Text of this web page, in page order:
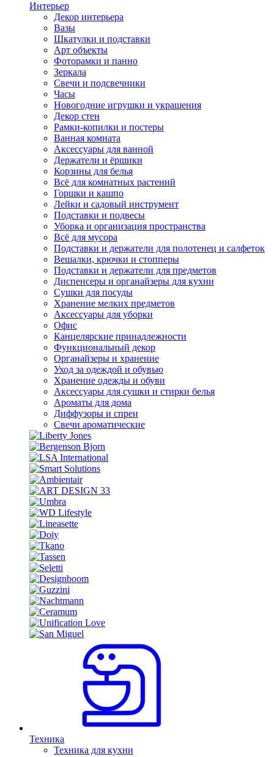
Интерьер
Декор интерьера
Вазы
Шкатулки и подставки
Арт объекты
Фоторамки и панно
Зеркала
Свечи и подсвечники
Часы
Новогодние игрушки и украшения
Декор стен
Рамки-копилки и постеры
Ванная комната
Аксессуары для ванной
Держатели и ёршики
Корзины для белья
Всё для комнатных растений
Горшки и кашпо
Лейки и садовый инструмент
Подставки и подвесы
Уборка и организация пространства
Всё для мусора
Подставки и держатели для полотенец и салфеток
Вешалки, крючки и стопперы
Подставки и держатели для предметов
Диспенсеры и органайзеры для кухни
Сушки для посуды
Хранение мелких предметов
Аксессуары для уборки
Офис
Канцелярские принадлежности
Функциональный декор
Органайзеры и хранение
Уход за одеждой и обувью
Хранение одежды и обуви
Аксессуары для сушки и стирки белья
Ароматы для дома
Диффузоры и спреи
Свечи ароматические
Техника
Техника для кухни